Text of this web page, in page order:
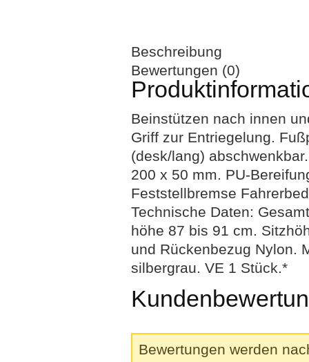
Beschreibung
Bewertungen (0)
Beinstützen nach innen
Griff zur Entriegelung.
(desk/lang)
200 x 50 mm. PU-
Feststellbremse
Technische Daten:
höhe 87 bis 91 cm.
und Rückenbezug Nylon.
silbergrau. VE 1 Stück.*
Bewertungen werden